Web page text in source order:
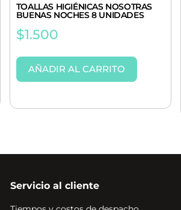
TOALLAS HIGIÉNICAS NOSOTRAS
BUENAS NOCHES 8 UNIDADES
$1.500
AÑADIR AL CARRITO
Servicio al cliente